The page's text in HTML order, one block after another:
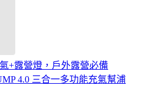
+露營燈，戶外露營必備
4.0 三合一多功能充氣幫浦